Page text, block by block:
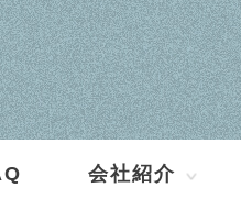
会社紹介